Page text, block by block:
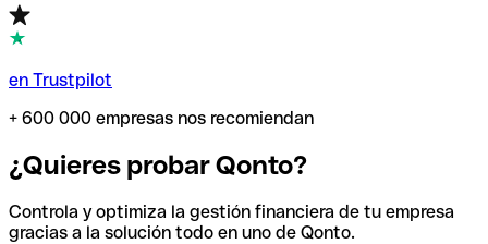
en Trustpilot
+ 600 000 empresas nos recomiendan
¿Quieres probar Qonto?
Controla y optimiza la gestión financiera de tu empresa
gracias a la solución todo en uno de Qonto.